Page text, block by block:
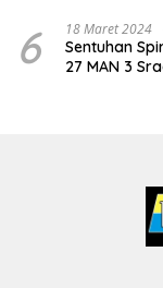
6 18 Maret 2024
Sentuhan
27 MAN 3